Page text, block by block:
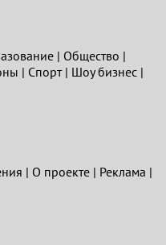
| Общество |
| Спорт| Шоу бизнес|
| О проекте| Реклама |